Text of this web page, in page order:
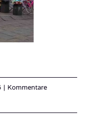
| Kommentare